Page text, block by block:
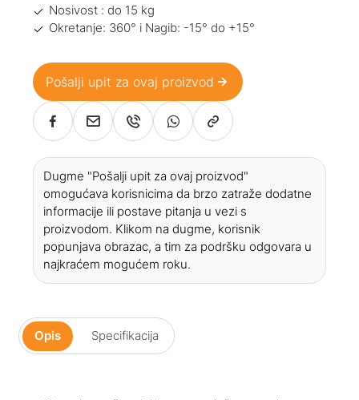
Nosivost : do 15 kg
Okretanje: 360° i Nagib: -15° do +15°
Pošalji upit za ovaj proizvod
Dugme "Pošalji upit za ovaj proizvod"
omogućava korisnicima da brzo zatraže dodatne
informacije ili postave pitanja u vezi s
proizvodom. Klikom na dugme, korisnik
popunjava obrazac, a tim za podršku odgovara u
najkraćem mogućem roku.
Opis Specifikacija